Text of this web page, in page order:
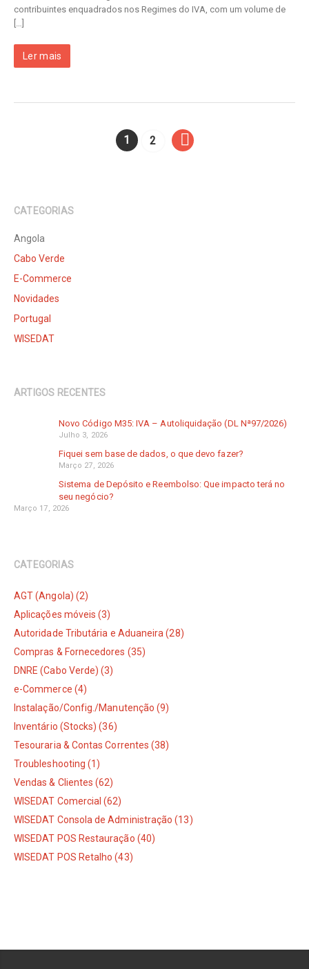
contribuintes enquadrados nos Regimes do IVA, com um volume de
[…]
Ler mais
1 2
CATEGORIAS
Angola
Cabo Verde
E-Commerce
Novidades
Portugal
WISEDAT
ARTIGOS RECENTES
Novo Código M35: IVA – Autoliquidação (DL Nª97/2026)
Julho 3, 2026
Fiquei sem base de dados, o que devo fazer?
Março 27, 2026
Sistema de Depósito e Reembolso: Que impacto terá no
seu negócio?
Março 17, 2026
CATEGORIAS
AGT (Angola) (2)
Aplicações móveis (3)
Autoridade Tributária e Aduaneira (28)
Compras & Fornecedores (35)
DNRE (Cabo Verde) (3)
e-Commerce (4)
Instalação/Config./Manutenção (9)
Inventário (Stocks) (36)
Tesouraria & Contas Correntes (38)
Troubleshooting (1)
Vendas & Clientes (62)
WISEDAT Comercial (62)
WISEDAT Consola de Administração (13)
WISEDAT POS Restauração (40)
WISEDAT POS Retalho (43)